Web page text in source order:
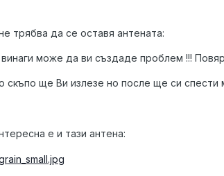
трябва да се оставя антената:
винаги може да ви създаде проблем !!!
скъпо ще Ви излезе но после ще си
е и тази антена: